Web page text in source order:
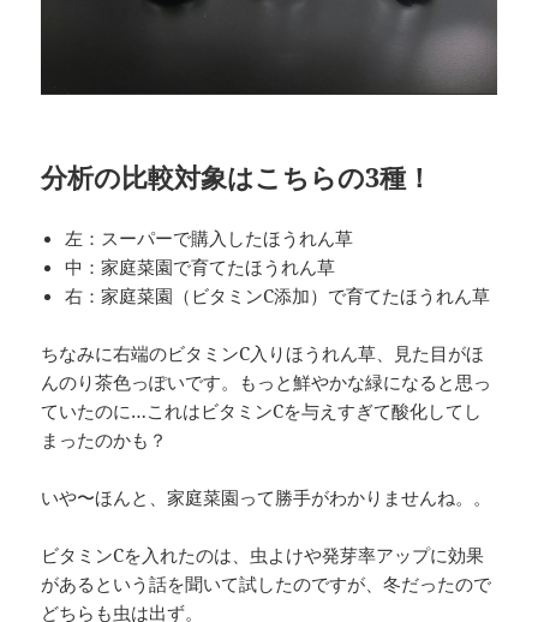
分析の比較対象はこちらの3種！
左：スーパーで購入したほうれん草
中：家庭菜園で育てたほうれん草
右：家庭菜園（ビタミンC添加）で育てたほうれん草
ちなみに右端のビタミンC入りほうれん草、見た目がほ
んのり茶色っぽいです。もっと鮮やかな緑になると思っ
ていたのに…これはビタミンCを与えすぎて酸化してし
まったのかも？
いや〜ほんと、家庭菜園って勝手がわかりませんね。。
ビタミンCを入れたのは、虫よけや発芽率アップに効果
があるという話を聞いて試したのですが、冬だったので
どちらも虫は出ず。